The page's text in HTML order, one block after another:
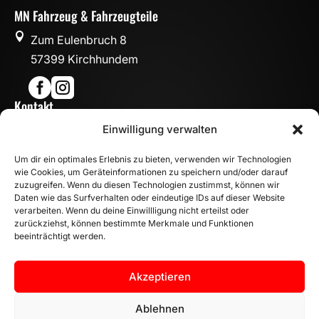
Einwilligung verwalten
Um dir ein optimales Erlebnis zu bieten, verwenden wir Technologien
wie Cookies, um Geräteinformationen zu speichern und/oder darauf
zuzugreifen. Wenn du diesen Technologien zustimmst, können wir
Daten wie das Surfverhalten oder eindeutige IDs auf dieser Website
verarbeiten. Wenn du deine Einwillligung nicht erteilst oder
zurückziehst, können bestimmte Merkmale und Funktionen
beeinträchtigt werden.
Akzeptieren
Ablehnen
MN Fahrzeug & Fahrzeugteile

Zum Eulenbruch 8
57399 Kirchhundem

Kontakt
info@mn-fahrzeugteile.de
 WhatsApp
Öffnungszeiten
 Mo - Fr: 8:00 – 17:00 Uhr
Sa: 10:00 – 14:00 Uhr
INFORMATION
Zahlungsarten
Versandinformationen
Widerrufsbelehrung